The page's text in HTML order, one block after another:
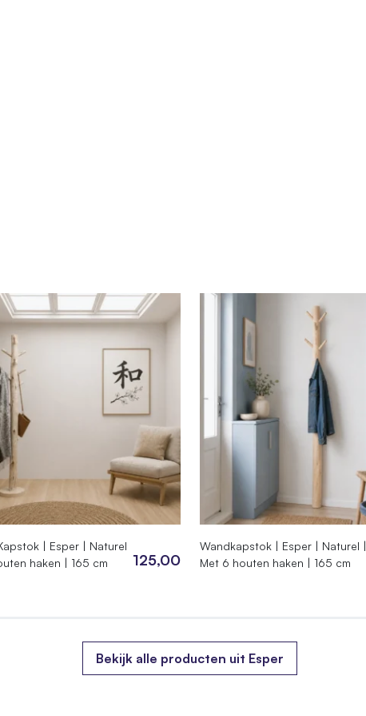
× 65 cm| Esper | Naturel
haken | 165 cm
125,00
Wandkapstok | Esper | Naturel |
Met 6 houten haken | 165 cm
Bekijk alle producten uit Esper